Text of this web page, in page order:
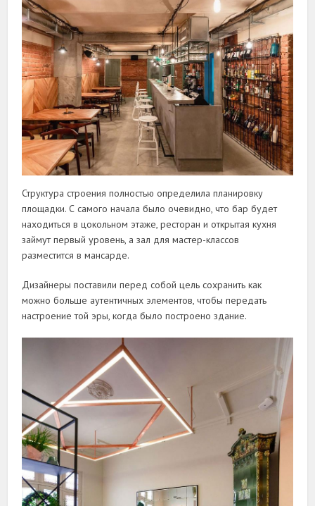
Структура строения полностью определила планировку
площадки. С самого начала было очевидно, что бар будет
находиться в цокольном этаже, ресторан и открытая кухня
займут первый уровень, а зал для мастер-классов
разместится в мансарде.
Дизайнеры поставили перед собой цель сохранить как
можно больше аутентичных элементов, чтобы передать
настроение той эры, когда было построено здание.